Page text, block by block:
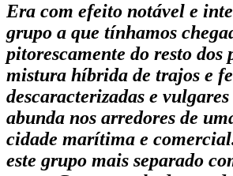
Era com efeito notável e
grupo a que tínhamos
pitorescamente do resto dos
mistura híbrida de trajos e
descaracterizadas e
abunda nos arredores de
cidade marítima e
este grupo mais separado